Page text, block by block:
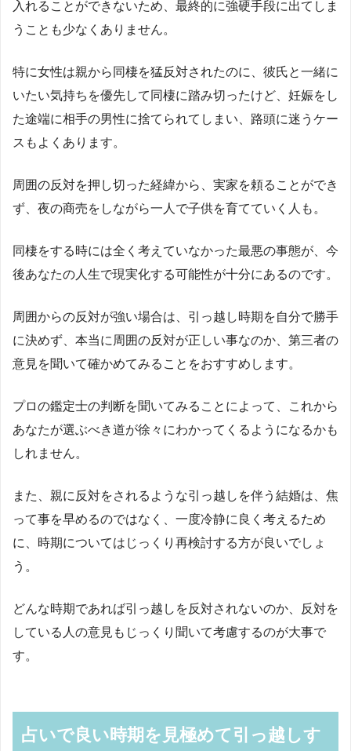
入れることができないため、最終的に強硬手段に出てしま
うことも少なくありません。
特に女性は親から同棲を猛反対されたのに、彼氏と一緒に
いたい気持ちを優先して同棲に踏み切ったけど、妊娠をし
た途端に相手の男性に捨てられてしまい、路頭に迷うケー
スもよくあります。
周囲の反対を押し切った経緯から、実家を頼ることができ
ず、夜の商売をしながら一人で子供を育てていく人も。
同棲をする時には全く考えていなかった最悪の事態が、今
後あなたの人生で現実化する可能性が十分にあるのです。
周囲からの反対が強い場合は、引っ越し時期を自分で勝手
に決めず、本当に周囲の反対が正しい事なのか、第三者の
意見を聞いて確かめてみることをおすすめします。
プロの鑑定士の判断を聞いてみることによって、これから
あなたが選ぶべき道が徐々にわかってくるようになるかも
しれません。
また、親に反対をされるような引っ越しを伴う結婚は、焦
って事を早めるのではなく、一度冷静に良く考えるため
に、時期についてはじっくり再検討する方が良いでしょ
う。
どんな時期であれば引っ越しを反対されないのか、反対を
している人の意見もじっくり聞いて考慮するのが大事で
す。
占いで良い時期を見極めて引っ越しす